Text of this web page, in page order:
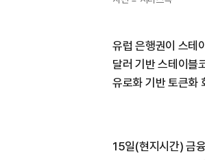
유럽 은행권이 스테
달러 기반 스테이블
유로화 기반 토큰화
15일(현지시간) 금